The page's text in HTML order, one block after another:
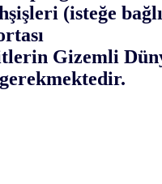
(isteğe
Gizemli